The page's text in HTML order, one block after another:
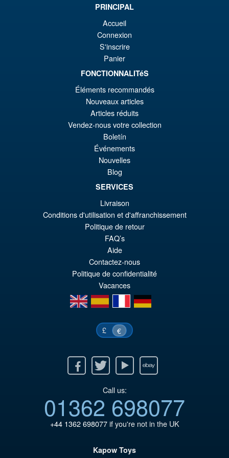
Comics – Absolute Batman
1/12 Scale Action Figure
PRÉ COMMANDE
S.H. Figuarts Dragon Ball Z
Frieza First Form and Pod
Reissue ( 2026 )
€79.85
PRÉ COMMANDE
PRINCIPAL
Accueil
Connexion
S'inscrire
Panier
FONCTIONNALITéS
Éléments recommandés
Nouveaux articles
Articles réduits
Vendez-nous votre collection
Boletín
Événements
Nouvelles
Blog
SERVICES
Livraison
Conditions d'utilisation et d'affranchissement
Politique de retour
FAQ’s
Aide
Contactez-nous
Politique de confidentialité
Vacances
en
es fr de
£ €
Twitter Youtube Ebay
Call us:
01362 698077
+44 1362 698077if you're not in the UK
Kapow Toys